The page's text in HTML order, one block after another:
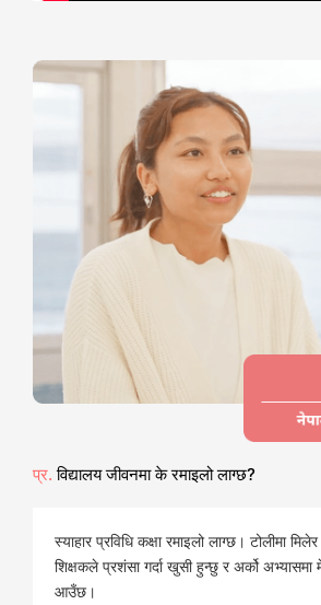
प्र. विद्यालय जीवनमा के रमाइलो लाग्छ?
स्याहार प्रविधि कक्षा रमाइलो लाग्छ। टोलीमा
शिक्षकले प्रशंसा गर्दा खुसी हुन्छु र अर्को अभ्यासमा
आउँछ।